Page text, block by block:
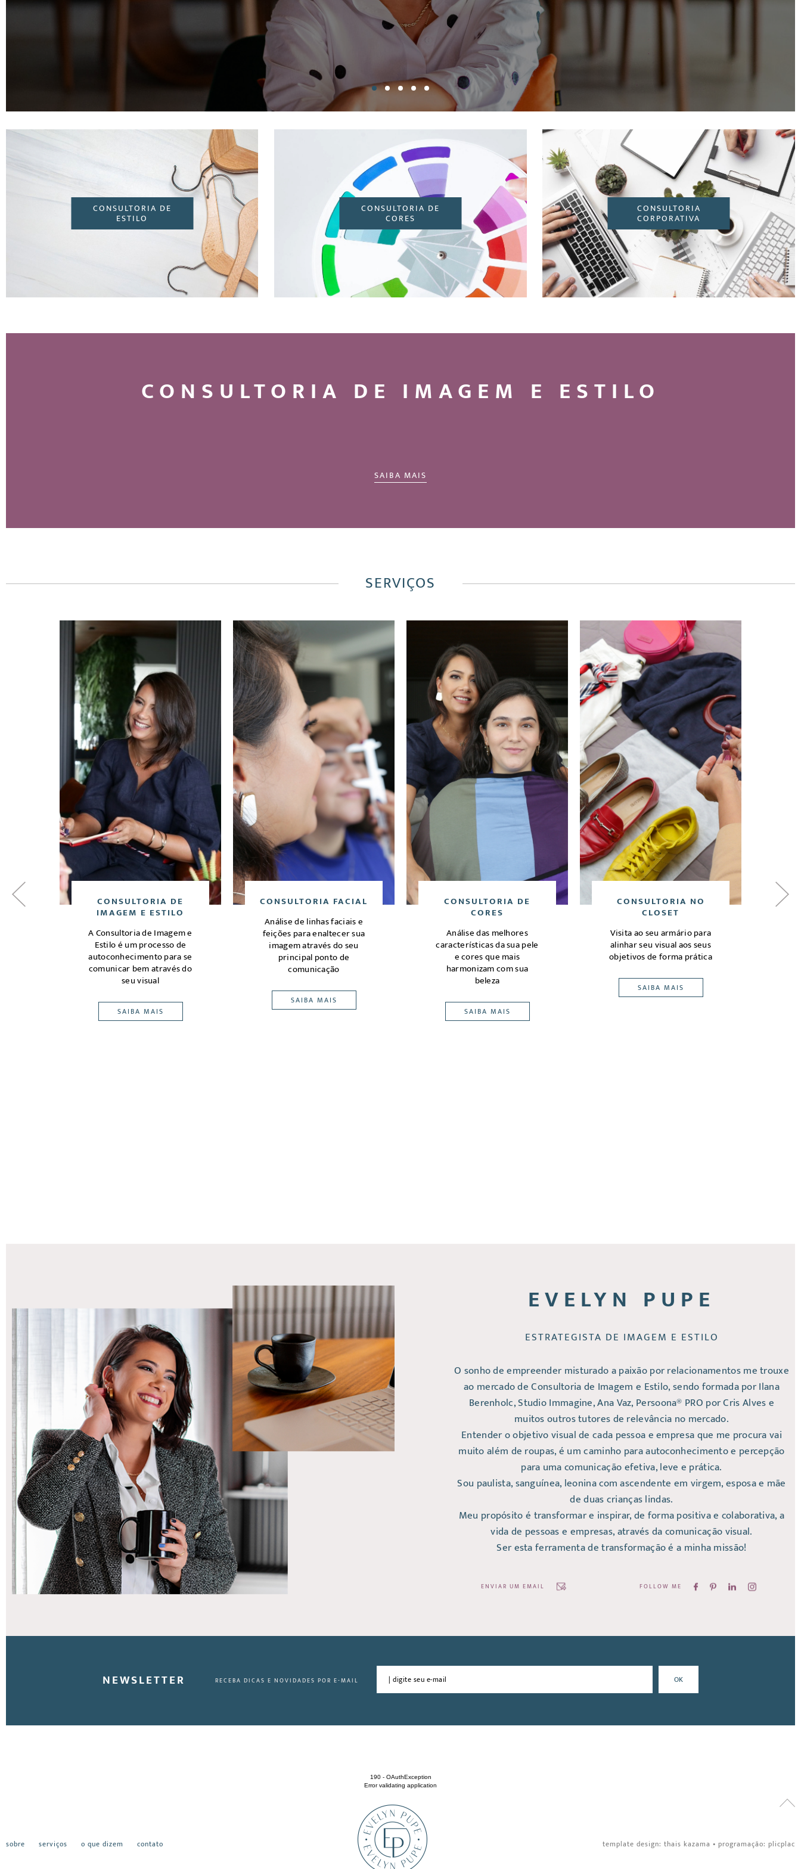
CONSULTORIA DE
ESTILO
CONSULTORIA DE
CORES
CONSULTORIA
CORPORATIVA
CONSULTORIA DE IMAGEM E ESTILO
SAIBA MAIS
SERVIÇOS
CONSULTORIA DE
IMAGEM E ESTILO
A Consultoria de Imagem e
Estilo é um processo de
autoconhecimento para se
comunicar bem através do
seu visual
SAIBA MAIS
CONSULTORIA FACIAL
Análise de linhas faciais e
feições para enaltecer sua
imagem através do seu
principal ponto de
comunicação
SAIBA MAIS
CONSULTORIA DE
CORES
Análise das melhores
características da sua pele
e cores que mais
harmonizam com sua
beleza
SAIBA MAIS
CONSULTORIA NO
CLOSET
Visita ao seu armário para
alinhar seu visual aos seus
objetivos de forma prática
SAIBA MAIS
EVELYN PUPE
ESTRATEGISTA DE IMAGEM E ESTILO
O sonho de empreender misturado a paixão por relacionamentos me trouxe
ao mercado de Consultoria de Imagem e Estilo, sendo formada por Ilana
Berenholc, Studio Immagine, Ana Vaz, Persoona® PRO por Cris Alves e
muitos outros tutores de relevância no mercado.
Entender o objetivo visual de cada pessoa e empresa que me procura vai
muito além de roupas, é um caminho para autoconhecimento e percepção
para uma comunicação efetiva, leve e prática.
Sou paulista, sanguínea, leonina com ascendente em virgem, esposa e mãe
de duas crianças lindas.
Meu propósito é transformar e inspirar, de forma positiva e colaborativa, a
vida de pessoas e empresas, através da comunicação visual.
Ser esta ferramenta de transformação é a minha missão!
ENVIAR UM EMAIL FOLLOW ME
NEWSLETTER RECEBA DICAS E NOVIDADES POR E-MAIL
190 - OAuthException
Error validating application
sobre serviços o que dizem contato template design: thais kazama • programação: plicplac